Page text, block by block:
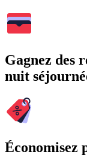
Gagnez des
nuit
Économisez